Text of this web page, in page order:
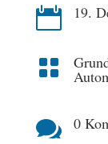
 19.

 0